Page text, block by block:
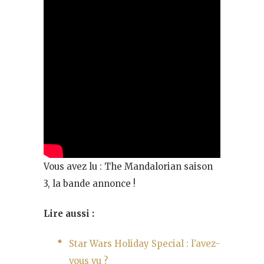
Vous avez lu : The Mandalorian saison
3, la bande annonce !
Lire aussi :
Star Wars Holiday Special : l’avez-
vous vu ?